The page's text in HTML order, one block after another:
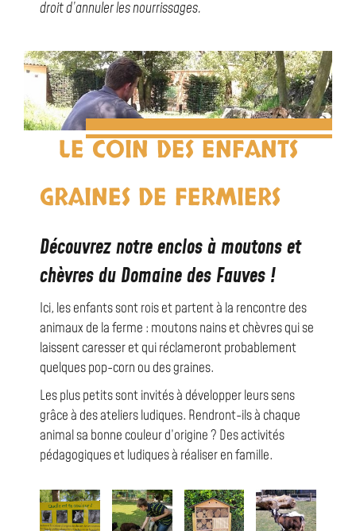
droit d’annuler les nourrissages.
LE COIN DES ENFANTS
GRAINES DE FERMIERS
Découvrez notre enclos à moutons et
chèvres du Domaine des Fauves !
Ici, les enfants sont rois et partent à la rencontre des
animaux de la ferme : moutons nains et chèvres qui se
laissent caresser et qui réclameront probablement
quelques pop-corn ou des graines.
Les plus petits sont invités à développer leurs sens
grâce à des ateliers ludiques. Rendront-ils à chaque
animal sa bonne couleur d’origine ? Des activités
pédagogiques et ludiques à réaliser en famille.